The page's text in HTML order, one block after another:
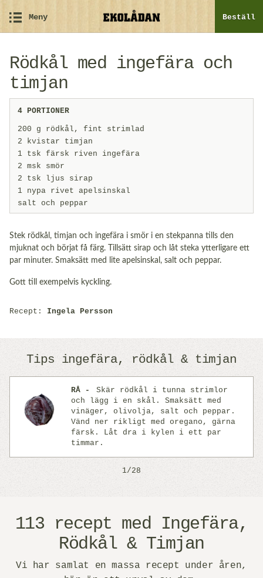
Meny Beställ
Rödkål med ingefära och
timjan
4 PORTIONER
200 g rödkål, fint strimlad
2 kvistar timjan
1 tsk färsk riven ingefära
2 msk smör
2 tsk ljus sirap
1 nypa rivet apelsinskal
salt och peppar
Stek rödkål, timjan och ingefära i smör i en stekpanna tills den
mjuknat och börjat få färg. Tillsätt sirap och låt steka ytterligare ett
par minuter. Smaksätt med lite apelsinskal, salt och peppar.
Gott till exempelvis kyckling.
Recept: Ingela Persson
Tips ingefära, rödkål & timjan
Previous
RÅ
Skär rödkål i tunna strimlor
och lägg i en skål. Smaksätt med
vinäger, olivolja, salt och peppar.
Vänd ner rikligt med oregano, gärna
färsk. Låt dra i kylen i ett par
timmar.
1/28
113 recept med Ingefära,
Rödkål & Timjan
Vi har samlat en massa recept under åren,